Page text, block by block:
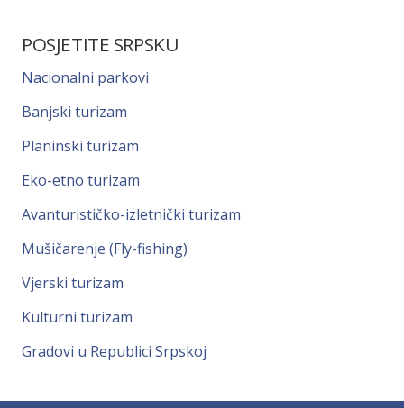
POSJETITE SRPSKU
Nacionalni parkovi
Banjski turizam
Planinski turizam
Eko-etno turizam
Avanturističko-izletnički turizam
Mušičarenje (Fly-fishing)
Vjerski turizam
Kulturni turizam
Gradovi u Republici Srpskoj